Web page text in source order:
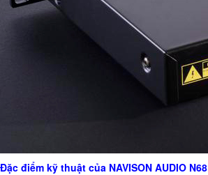
Đặc điểm kỹ thuật của NAVISON AUDIO N68